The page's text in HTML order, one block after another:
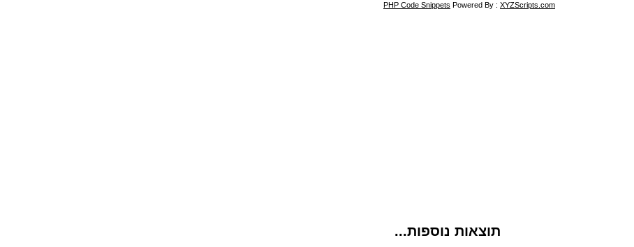
תוצאות נוספות...
PHP Code Snippets Powered By : XYZScripts.com